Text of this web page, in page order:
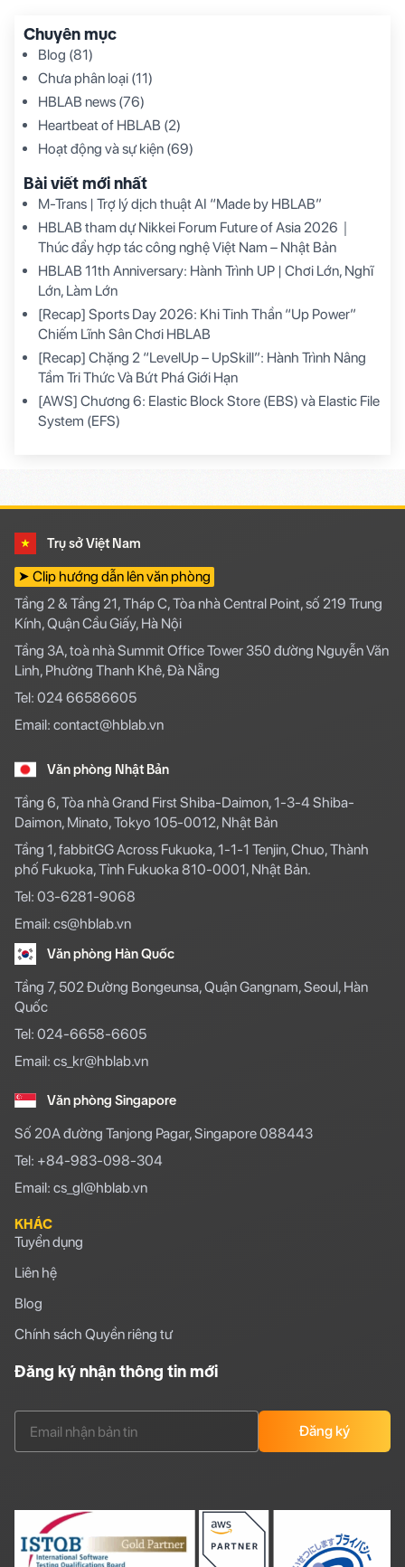
Chuyên mục
Blog (81)
Chưa phân loại (11)
HBLAB news (76)
Heartbeat of HBLAB (2)
Hoạt động và sự kiện (69)
Bài viết mới nhất
M-Trans | Trợ lý dịch thuật AI “Made by HBLAB”
HBLAB tham dự Nikkei Forum Future of Asia 2026｜
Thúc đẩy hợp tác công nghệ Việt Nam – Nhật Bản
HBLAB 11th Anniversary: Hành Trình UP | Chơi Lớn, Nghĩ
Lớn, Làm Lớn
[Recap] Sports Day 2026: Khi Tinh Thần “Up Power”
Chiếm Lĩnh Sân Chơi HBLAB
[Recap] Chặng 2 “LevelUp – UpSkill”: Hành Trình Nâng
Tầm Tri Thức Và Bứt Phá Giới Hạn
[AWS] Chương 6: Elastic Block Store (EBS) và Elastic File
System (EFS)
Trụ sở Việt Nam
➤ Clip hướng dẫn lên văn phòng
Tầng 2 & Tầng 21, Tháp C, Tòa nhà Central Point, số 219 Trung
Kính, Quận Cầu Giấy, Hà Nội
Tầng 3A, toà nhà Summit Office Tower 350 đường Nguyễn Văn
Linh, Phường Thanh Khê, Đà Nẵng
Tel: 024 66586605
Email: contact@hblab.vn
Văn phòng Nhật Bản
Tầng 6, Tòa nhà Grand First Shiba-Daimon, 1-3-4 Shiba-
Daimon, Minato, Tokyo 105-0012, Nhật Bản
Tầng 1, fabbitGG Across Fukuoka, 1-1-1 Tenjin, Chuo, Thành
phố Fukuoka, Tỉnh Fukuoka 810-0001, Nhật Bản.
Tel: 03-6281-9068
Email: cs@hblab.vn
Văn phòng Hàn Quốc
Tầng 7, 502 Đường Bongeunsa, Quận Gangnam, Seoul, Hàn
Quốc
Tel: 024-6658-6605
Email: cs_kr@hblab.vn
Văn phòng Singapore
Số 20A đường Tanjong Pagar, Singapore 088443
Tel: +84-983-098-304
Email: cs_gl@hblab.vn
KHÁC
Tuyển dụng
Liên hệ
Blog
Chính sách Quyền riêng tư
Đăng ký nhận thông tin mới
Đăng ký